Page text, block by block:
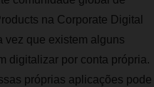
na Corporate Digital
vez que existem alguns
digitalizar por conta própria.
próprias aplicações pode